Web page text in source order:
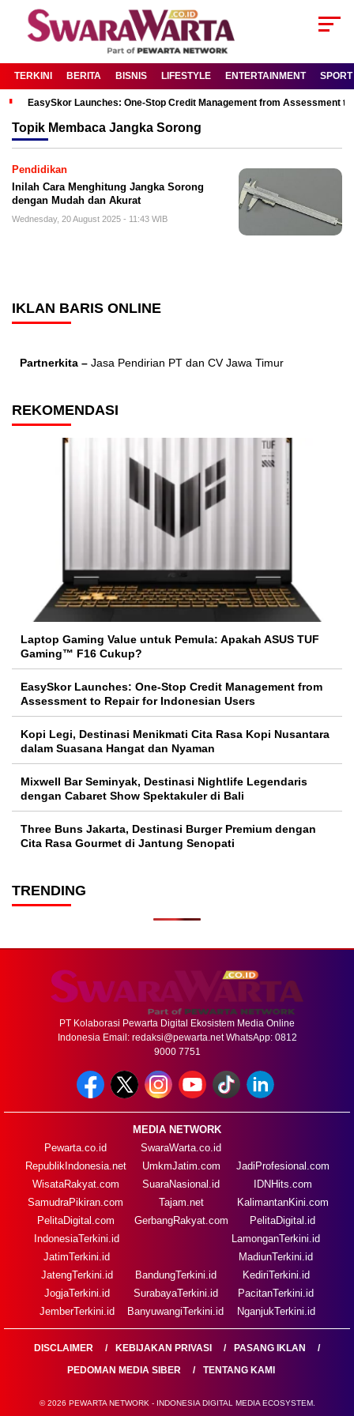
TERKINI BERITA BISNIS LIFESTYLE ENTERTAINMENT SPORT
EasySkor Launches: One-Stop Credit Management from Assessment
Topik Membaca Jangka Sorong
Pendidikan
Inilah Cara Menghitung Jangka Sorong
dengan Mudah dan Akurat
Wednesday, 20 August 2025 - 11:43 WIB
IKLAN BARIS ONLINE
Partnerkita – Jasa Pendirian PT dan CV Jawa Timur
REKOMENDASI
Laptop Gaming Value untuk Pemula: Apakah ASUS TUF
Gaming™ F16 Cukup?
EasySkor Launches: One-Stop Credit Management from
Assessment to Repair for Indonesian Users
Kopi Legi, Destinasi Menikmati Cita Rasa Kopi Nusantara
dalam Suasana Hangat dan Nyaman
Mixwell Bar Seminyak, Destinasi Nightlife Legendaris
dengan Cabaret Show Spektakuler di Bali
Three Buns Jakarta, Destinasi Burger Premium dengan
Cita Rasa Gourmet di Jantung Senopati
TRENDING
PT Kolaborasi Pewarta Digital Ekosistem Media Online
Indonesia Email: redaksi@pewarta.netWhatsApp: 0812
9000 7751
MEDIA NETWORK
Pewarta.co.id
RepublikIndonesia.net
WisataRakyat.com
SamudraPikiran.com
PelitaDigital.com
SwaraWarta.co.id
UmkmJatim.com
SuaraNasional.id
Tajam.net
GerbangRakyat.com
JadiProfesional.com
IDNHits.com
KalimantanKini.com
PelitaDigital.id
IndonesiaTerkini.id
JatimTerkini.id
JatengTerkini.id
JogjaTerkini.id
JemberTerkini.id
BandungTerkini.id
SurabayaTerkini.id
BanyuwangiTerkini.id
LamonganTerkini.id
MadiunTerkini.id
KediriTerkini.id
PacitanTerkini.id
NganjukTerkini.id
DISCLAIMER KEBIJAKAN PRIVASI
PASANG IKLAN
PEDOMAN MEDIA SIBER
TENTANG KAMI
© 2026 PEWARTA NETWORK - INDONESIA DIGITAL MEDIA ECOSYSTEM.